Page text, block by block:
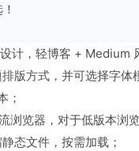
计，轻博客 + Medium
版方式，并可选择字体
；
浏览器，对于低版本浏
态文件，按需加载；